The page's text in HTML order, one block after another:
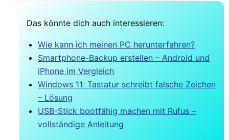
Das könnte dich auch interessieren:
Wie kann ich meinen PC herunterfahren?
Smartphone-Backup erstellen – Android und
iPhone im Vergleich
Windows 11: Tastatur schreibt falsche Zeichen
– Lösung
USB-Stick bootfähig machen mit Rufus –
vollständige Anleitung